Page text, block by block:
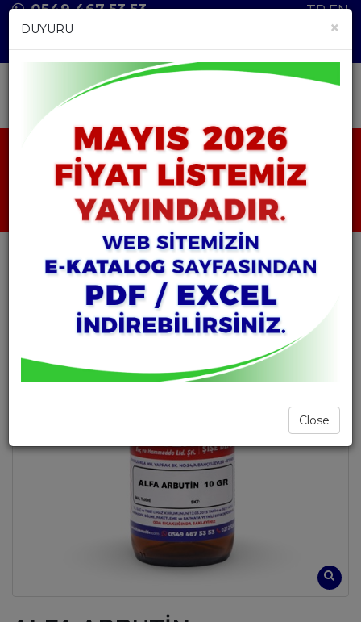
0549 467 53 53 TREN
ANASAYFA ÜRÜNLER HAMMADDELER ALFA ARBUTİN
ALFA ARBUTİN
×
DUYURU
Close